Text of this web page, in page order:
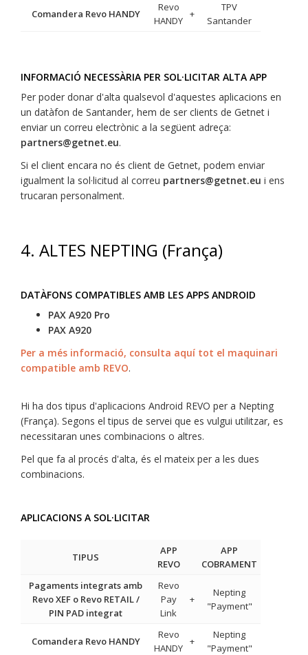
Comandera Revo HANDY
Revo
HANDY
+
TPV
Santander
INFORMACIÓ NECESSÀRIA PER SOL·LICITAR ALTA APP
Per poder donar d'alta qualsevol d'aquestes aplicacions en
un datàfon de Santander, hem de ser clients de Getnet i
enviar un correu electrònic a la següent adreça:
partners@getnet.eu.
Si el client encara no és client de Getnet, podem enviar
igualment la sol·licitud al correu partners@getnet.eu i ens
trucaran personalment.
4. ALTES NEPTING (França)
DATÀFONS COMPATIBLES AMB LES APPS ANDROID
PAX A920 Pro
PAX A920
Per a més informació, consulta aquí tot el maquinari
compatible amb REVO.
Hi ha dos tipus d'aplicacions Android REVO per a Nepting
(França). Segons el tipus de servei que es vulgui utilitzar, es
necessitaran unes combinacions o altres.
Pel que fa al procés d'alta, és el mateix per a les dues
combinacions.
APLICACIONS A SOL·LICITAR
TIPUS
APP
REVO
APP
COBRAMENT
Pagaments integrats amb
Revo XEF o Revo RETAIL /
PIN PAD integrat
Revo
Pay
Link
+
Nepting
"Payment"
Comandera Revo HANDY
Revo
HANDY
+
Nepting
"Payment"